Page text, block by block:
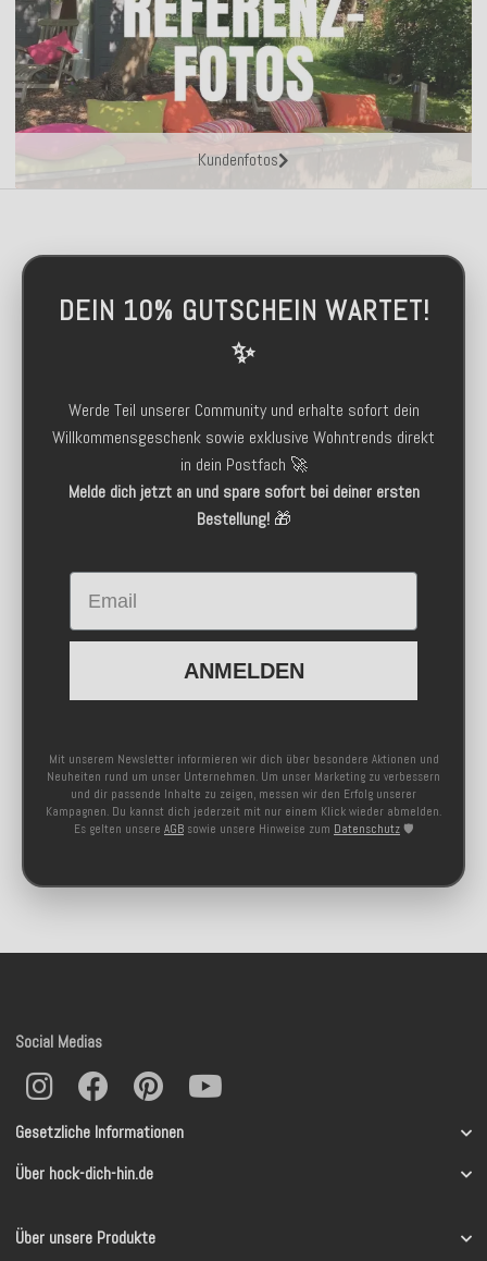
Kundenfotos
DEIN 10% GUTSCHEIN WARTET!
✨
Werde Teil unserer Community und erhalte sofort dein
Willkommensgeschenk sowie exklusive Wohntrends direkt
in dein Postfach 🚀
Melde dich jetzt an und spare sofort bei deiner ersten
Bestellung!🎁
Email
ANMELDEN
Mit unserem Newsletter informieren wir dich über besondere Aktionen und
Neuheiten rund um unser Unternehmen. Um unser Marketing zu verbessern
und dir passende Inhalte zu zeigen, messen wir den Erfolg unserer
Kampagnen. Du kannst dich jederzeit mit nur einem Klick wieder abmelden.
Es gelten unsere AGB sowie unsere Hinweise zum Datenschutz 🛡️
Gesetzliche Informationen
Über hock-dich-hin.de
Über unsere Produkte
Social Medias